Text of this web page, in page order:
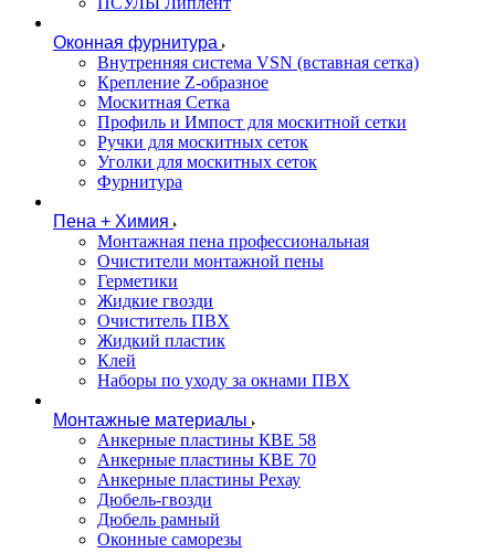
Оконная фурнитура
Внутренняя система VSN (вставная сетка)
Крепление Z-образное
Москитная Сетка
Профиль и Импост для москитной сетки
Ручки для москитных сеток
Уголки для москитных сеток
Фурнитура
Пена + Химия
Монтажная пена профессиональная
Очистители монтажной пены
Герметики
Жидкие гвозди
Очиститель ПВХ
Жидкий пластик
Клей
Наборы по уходу за окнами ПВХ
Монтажные материалы
Анкерные пластины КВЕ 58
Анкерные пластины КВЕ 70
Анкерные пластины Рехау
Дюбель-гвозди
Дюбель рамный
Оконные саморезы